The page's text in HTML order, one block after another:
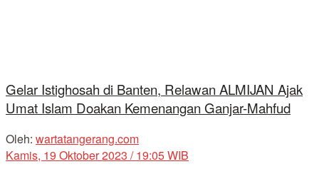
Gelar Istighosah di Banten, Relawan ALMIJAN Ajak
Umat Islam Doakan Kemenangan Ganjar-Mahfud
Oleh: wartatangerang.com
Kamis, 19 Oktober 2023 / 19:05 WIB